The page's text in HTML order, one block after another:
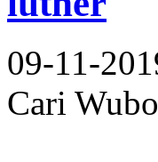
09-11-
Cari